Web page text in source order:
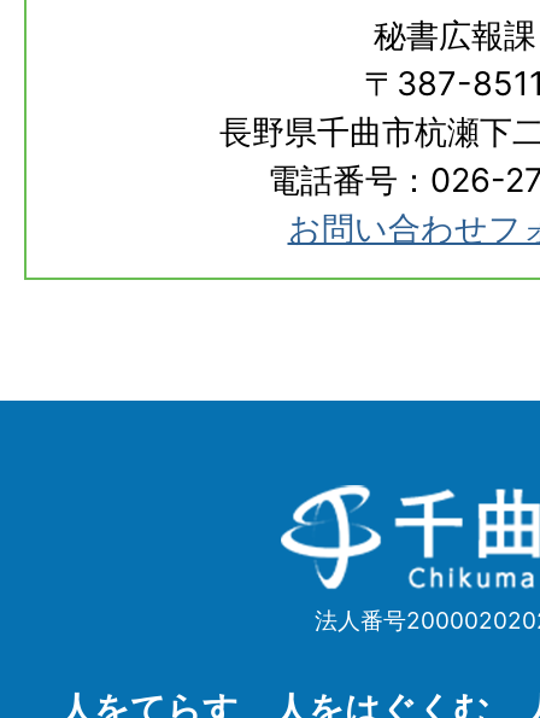
秘書広報課
〒387-
長野県千曲市杭瀬下
電話番号：026-
お問い合わせフ
千
曲
Chikuma
法人番号
人をてらす 人をはぐくむ